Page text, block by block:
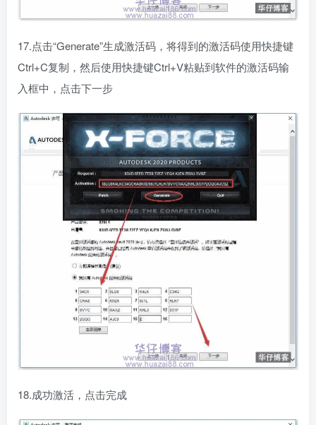
17.点击“Generate”生成激活码，将得到的激活码使用快捷键
Ctrl+C复制，然后使用快捷键Ctrl+V粘贴到软件的激活码输
入框中，点击下一步
18.成功激活，点击完成